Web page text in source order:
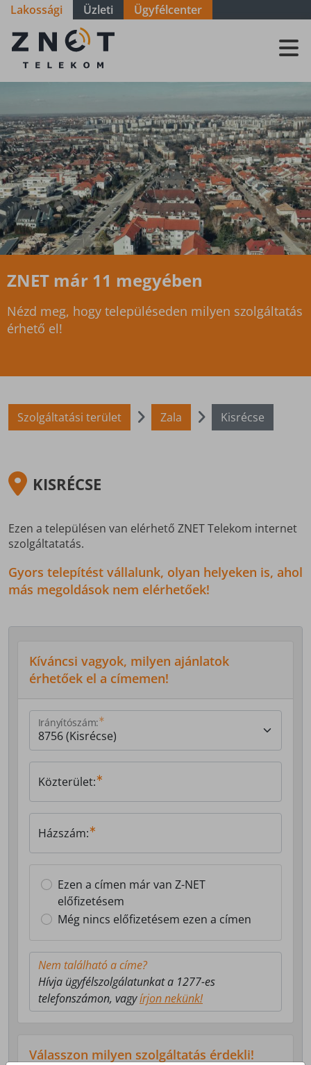
Lakossági Üzleti Ügyfélcenter
Szolgáltatási
terület - Zala
- Kisrécse
ZNET már 11 megyében
Nézd meg, hogy településeden milyen szolgáltatás
érhető el!
Szolgáltatási terület Zala Kisrécse
KISRÉCSE
Ezen a településen van elérhető ZNET Telekom internet
szolgáltatatás.
Gyors telepítést vállalunk, olyan helyeken is, ahol
más megoldások nem elérhetőek!
Kíváncsi vagyok, milyen ajánlatok
érhetőek el a címemen!
Irányítószám:
Közterület:
Házszám:
Ezen a címen már van Z-NET
előfizetésem
Még nincs előfizetésem ezen a címen
Nem található a címe?
Hívja ügyfélszolgálatunkat a 1277-es
telefonszámon, vagyírjon nekünk!
Válasszon milyen szolgáltatás érdekli!